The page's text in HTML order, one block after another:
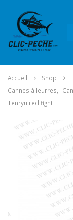
Accueil
Shop
Cannes à leurres
Tenryu red fight